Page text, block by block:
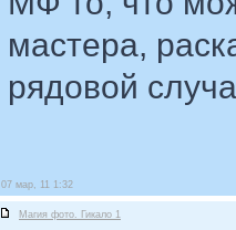
мастера,
рядовой
07 мар, 11 1:32
Магия фото. Гикало 1